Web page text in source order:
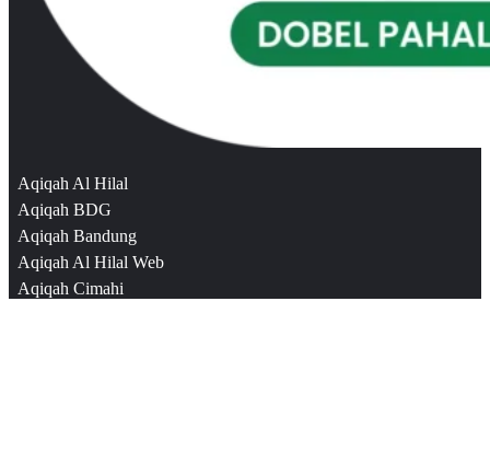
Aqiqah Al Hilal
Aqiqah BDG
Aqiqah Bandung
Aqiqah Al Hilal Web
Aqiqah Cimahi